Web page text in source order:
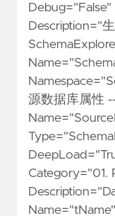
Description="
源数据库属性
Category="01.